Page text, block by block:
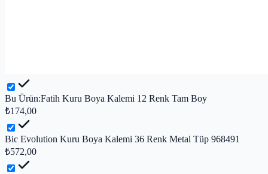
Bu Ürün:Fatih Kuru Boya Kalemi 12 Renk Tam Boy
₺174,00
Bic Evolution Kuru Boya Kalemi 36 Renk Metal Tüp 968491
₺572,00